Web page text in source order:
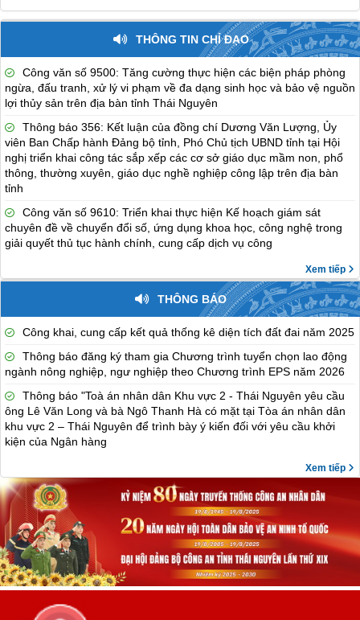
THÔNG TIN CHỈ ĐẠO
Công văn số 9500: Tăng cường thực hiện các biện pháp phòng
ngừa, đấu tranh, xử lý vi phạm về đa dạng sinh học và bảo vệ nguồn
lợi thủy sản trên địa bàn tỉnh Thái Nguyên
Thông báo 356: Kết luận của đồng chí Dương Văn Lượng, Ủy
viên Ban Chấp hành Đảng bộ tỉnh, Phó Chủ tịch UBND tỉnh tại Hội
nghị triển khai công tác sắp xếp các cơ sở giáo dục mầm non, phổ
thông, thường xuyên, giáo dục nghề nghiệp công lập trên địa bàn
tỉnh
Công văn số 9610: Triển khai thực hiện Kế hoạch giám sát
chuyên đề về chuyển đổi số, ứng dụng khoa học, công nghệ trong
giải quyết thủ tục hành chính, cung cấp dịch vụ công
Xem tiếp
THÔNG BÁO
Công khai, cung cấp kết quả thống kê diện tích đất đai năm 2025
Thông báo đăng ký tham gia Chương trình tuyển chọn lao động
ngành nông nghiệp, ngư nghiệp theo Chương trình EPS năm 2026
Thông báo "Toà án nhân dân Khu vực 2 - Thái Nguyên yêu cầu
ông Lê Văn Long và bà Ngô Thanh Hà có mặt tại Tòa án nhân dân
khu vực 2 – Thái Nguyên để trình bày ý kiến đối với yêu cầu khởi
kiện của Ngân hàng
Xem tiếp